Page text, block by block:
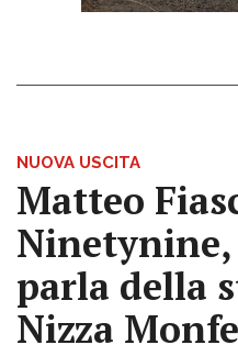
NUOVA USCITA
Matteo
Ninetynine,
parla della
Nizza